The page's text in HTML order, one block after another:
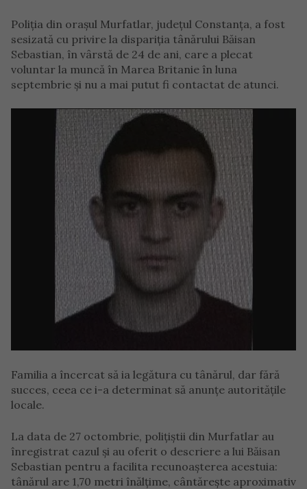
Poliția din orașul Murfatlar, județul Constanța, a fost
sesizată cu privire la dispariția tânărului Băisan
Sebastian, în vârstă de 24 de ani, care a plecat
voluntar la muncă în Marea Britanie în luna
septembrie și nu a mai putut fi contactat de atunci.
Familia a încercat să ia legătura cu tânărul, dar fără
succes, ceea ce i-a determinat să anunțe autoritățile
locale.
La data de 27 octombrie, polițiștii din Murfatlar au
înregistrat cazul și au oferit o descriere a lui Băisan
Sebastian pentru a facilita recunoașterea acestuia:
tânărul are 1,70 metri înălțime, cântărește aproximativ